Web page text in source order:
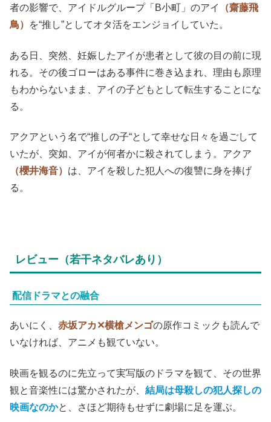
者の影響で、アイドルグループ「B小町」のアイ
（齋藤飛
鳥）
を“推し”としてオタ活をエンジョイしていた。
ある日、突然、妊娠したアイが患者として彼の目の前に現
れる。その後ゴローはある事件に巻き込まれ、理由も原理
もわからないまま、アイの子どもとして転生することにな
る。
アクアという名で“推しの子“として幸せな日々を過ごして
いたが、突如、アイが何者かに殺されてしまう。アクア
（櫻井海音） は、アイを殺した犯人への復讐に身を捧げ
る。